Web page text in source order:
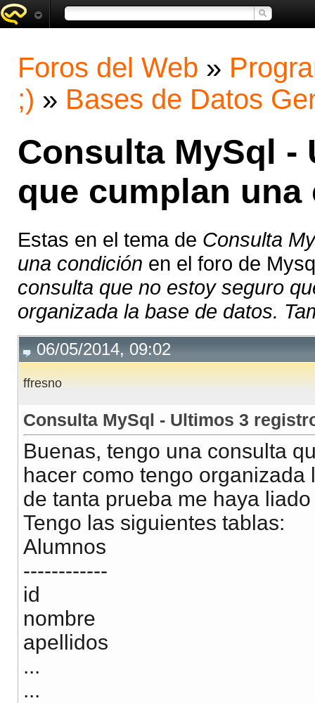
Foros del Web »
;) » Bases de Datos
Consulta MySql
que cumplan
Estas en el tema de Consulta
una condición en el foro de
consulta que no estoy seguro
organizada la base de datos.
06/05/2014, 09:02
ffresno
Consulta MySql - Ultimos 3
Buenas, tengo una consulta
hacer como tengo
de tanta prueba me haya
Tengo las siguientes tablas:
Alumnos
------------
id
nombre
apellidos
...
...